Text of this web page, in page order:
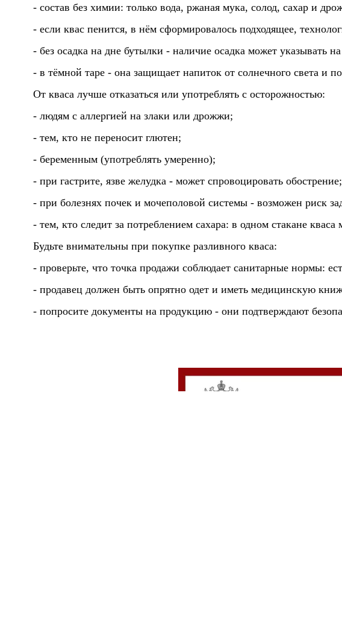
- состав без химии: только вода, ржаная мука, солод, сахар и
- если квас пенится,в нём сформировалось подходящее,
- без осадка на дне бутылки - наличие осадка может указывать
- в тёмной таре - она защищает напиток от солнечного света и
От кваса лучше отказаться или употреблять с осторожностью:
- людям с аллергией на злаки или дрожжи;
- тем, кто не переносит глютен;
- беременным (употреблять умеренно);
- при гастрите, язве желудка - может спровоцировать обострение;
- при болезнях почек и мочеполовой системы - возможен риск
- тем, кто следит за потреблением сахара: в одном стакане
Будьте внимательны при покупке разливного кваса:
-проверьте, что точка продажи соблюдает санитарные нормы:
-продавец должен быть опрятно одет и иметь медицинскую
-попросите документы на продукцию - они подтверждают